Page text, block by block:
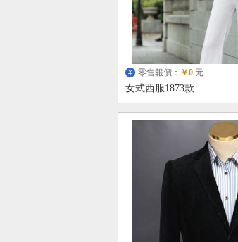
零售報價： ￥0 元
女式西服1873款